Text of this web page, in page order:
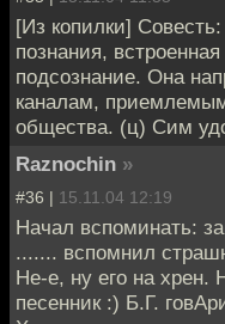
[Из копилки]
познания,
подсознание. Она
каналам,
общества. (ц) Сим
Raznochin »
#36 | 15.11.04 12:19
Начал вспоминать:
....... вспомнил
Не-е, ну его на
песенник :) Б.Г.